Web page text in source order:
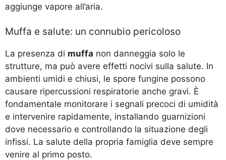
aggiunge vapore all’aria.
Muffa e salute: un connubio pericoloso
La presenza di muffa non danneggia solo le
strutture, ma può avere effetti nocivi sulla salute. In
ambienti umidi e chiusi, le spore fungine possono
causare ripercussioni respiratorie anche gravi. È
fondamentale monitorare i segnali precoci di umidità
e intervenire rapidamente, installando guarnizioni
dove necessario e controllando la situazione degli
infissi. La salute della propria famiglia deve sempre
venire al primo posto.